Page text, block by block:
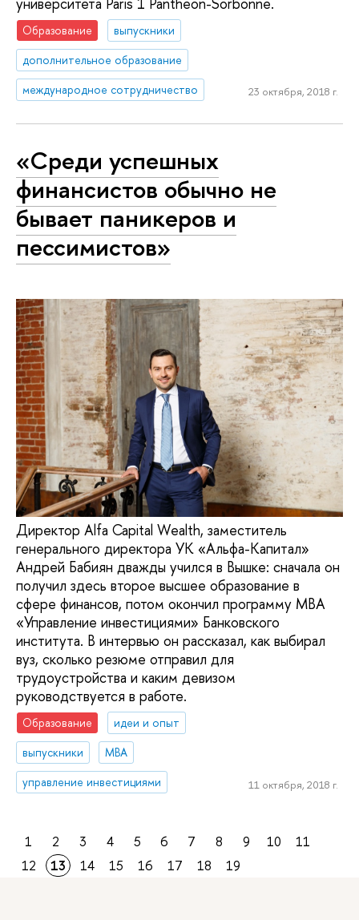
Образование
выпускники
дополнительное образование
международное сотрудничество
23 октября, 2018 г.
«Среди успешных
финансистов обычно не
бывает паникеров и
пессимистов»
Директор Alfa Capital Wealth, заместитель
генерального директора УК «Альфа-Капитал»
Андрей Бабиян дважды учился в Вышке: сначала он
получил здесь второе высшее образование в
сфере финансов, потом окончил программу MBA
«Управление инвестициями» Банковского
института. В интервью он рассказал, как выбирал
вуз, сколько резюме отправил для
трудоустройства и каким девизом
руководствуется в работе.
Образование
идеи и опыт
выпускники
MBA
управление инвестициями
11 октября, 2018 г.
1 2 3 4 5 6 7 8 9 10
11
12
13 14 15 16 17 18 19